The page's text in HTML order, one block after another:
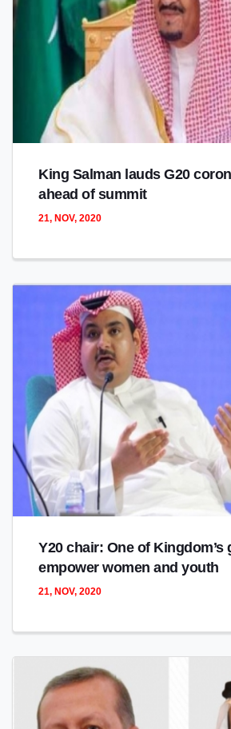
King Salman lauds G20
ahead of summit
21, NOV, 2020
Y20 chair: One of Kingdom’s
empower women and youth
21, NOV, 2020